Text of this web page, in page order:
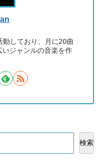
動しており、月に20曲
ジャンルの音楽を作
検索